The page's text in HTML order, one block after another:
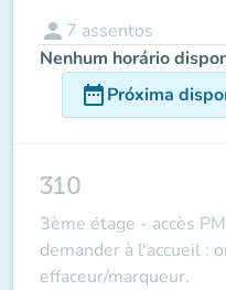
person 7 assentos
Nenhum horário
date_rangePróxima
310
3ème étage - accès
demander à l'accueil :
effaceur/marqueur.